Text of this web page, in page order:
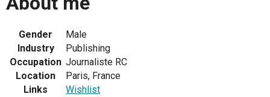
Gender
Male
Industry
Publishing
Occupation Journaliste RC
Location
Paris, France
Links
Wishlist